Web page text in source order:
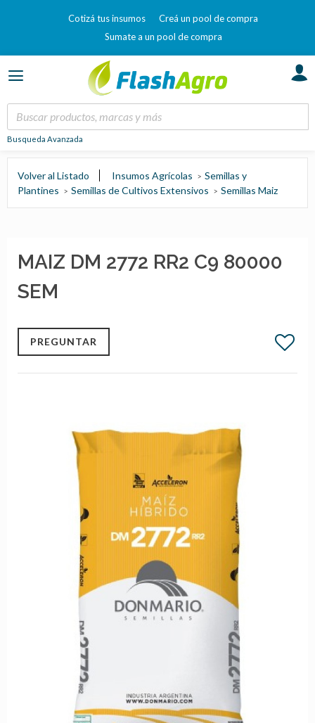
Cotizá tus insumos
Creá un pool de compra
Sumate a un pool de compra
Busqueda Avanzada
Volver al Listado Insumos Agrícolas
Semillas y
Plantines
Semillas de Cultivos Extensivos Semillas Maiz
MAIZ DM 2772 RR2 C9 80000
SEM
PREGUNTAR